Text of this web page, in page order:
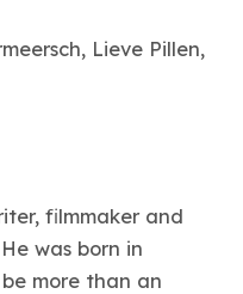
Lieve Pillen,
filmmaker and
was born in
more than an